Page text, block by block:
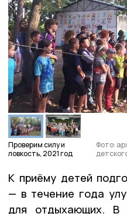
Проверим силу и
ловкость, 2021 год
Фото:
К приёму детей
— в течение года
для отдыхающих. В